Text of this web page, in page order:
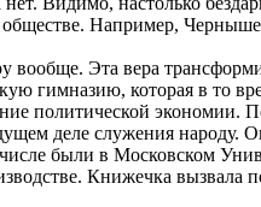
обществе. Например,
вообще. Эта вера
гимназию, которая в то
политической экономии.
деле служения народу.
были в Московском
Книжечка